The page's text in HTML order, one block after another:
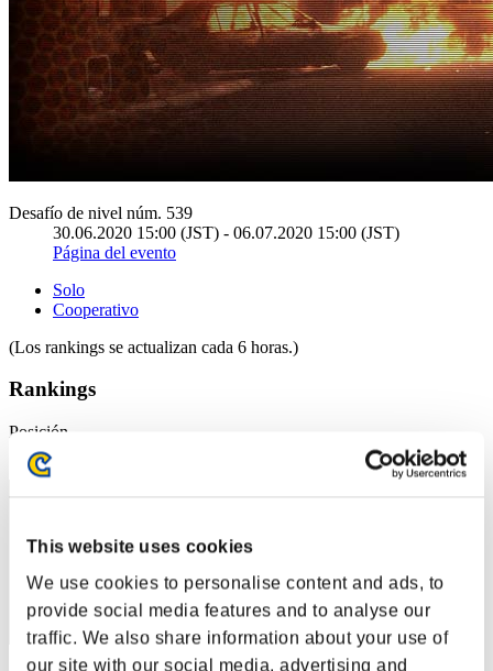
This website uses cookies
We use cookies to personalise content and ads, to
provide social media features and to analyse our
traffic. We also share information about your use of
our site with our social media, advertising and
Desafío de nivel núm. 539
30.06.2020 15:00 (JST) - 06.07.2020 15:00 (JST)
Página del evento
Solo
Cooperativo
(Los rankings se actualizan cada 6 horas.)
Rankings
Posición